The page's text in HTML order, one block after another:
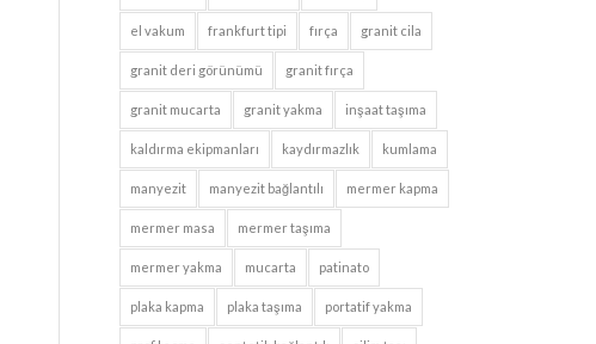
el vakum frankfurt tipi fırça granit cila
granit deri görünümü granit fırça
granit mucarta granit yakma inşaat taşıma
kaldırma ekipmanları kaydırmazlık kumlama
manyezit manyezit bağlantılı mermer kapma
mermer masa mermer taşıma
mermer yakma mucarta patinato
plaka kapma plaka taşıma portatif yakma